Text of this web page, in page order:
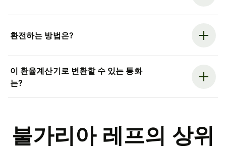
환전하는 방법은?
이 환율계산기로 변환할 수 있는 통화
는?
불가리아 레프의 상위